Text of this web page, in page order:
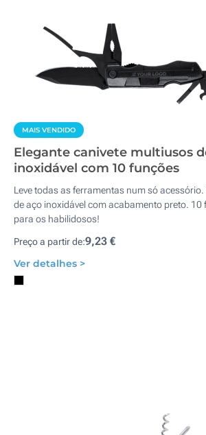
MAIS VENDIDO
Elegante canivete multiusos
inoxidável com 10 funções
Leve todas as ferramentas num só
de aço inoxidável com acabamento preto. 10
para os habilidosos!
Preço a partir de:9,23 €
Ver detalhes >